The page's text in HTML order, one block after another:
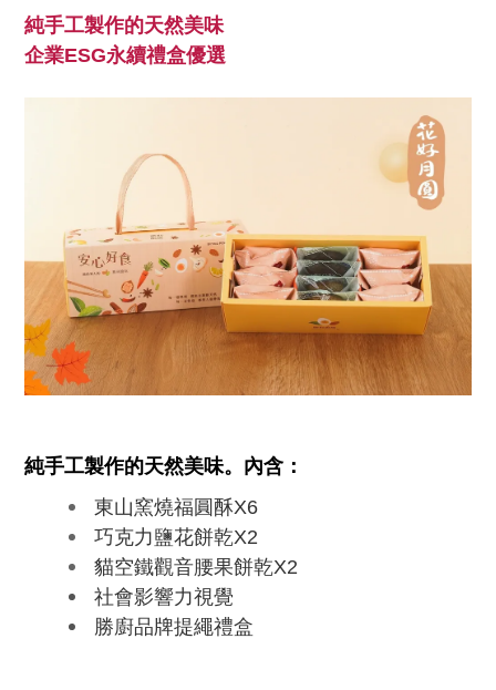
純手工製作的天然美味
企業ESG永續禮盒優選
純手工製作的天然美味。內含：
東山窯燒福圓酥X6
巧克力鹽花餅乾X2
貓空鐵觀音腰果餅乾X2
社會影響力視覺
勝廚品牌提繩禮盒